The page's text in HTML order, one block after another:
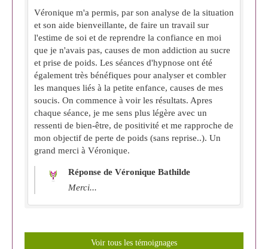
Véronique m'a permis, par son analyse de la situation
et son aide bienveillante, de faire un travail sur
l'estime de soi et de reprendre la confiance en moi
que je n'avais pas, causes de mon addiction au sucre
et prise de poids. Les séances d'hypnose ont été
également très bénéfiques pour analyser et combler
les manques liés à la petite enfance, causes de mes
soucis. On commence à voir les résultats. Apres
chaque séance, je me sens plus légère avec un
ressenti de bien-être, de positivité et me rapproche de
mon objectif de perte de poids (sans reprise..). Un
grand merci à Véronique.
Réponse de Véronique Bathilde
Merci...
Voir tous les témoignages